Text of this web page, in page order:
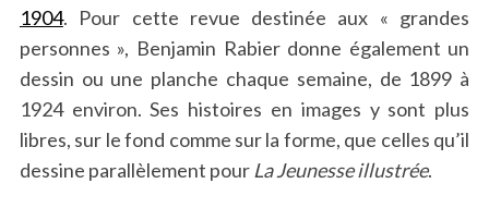
1904. Pour cette revue destinée aux « grandes
personnes », Benjamin Rabier donne également un
dessin ou une planche chaque semaine, de 1899 à
1924 environ. Ses histoires en images y sont plus
libres, sur le fond comme sur la forme, que celles qu’il
dessine parallèlement pour La Jeunesse illustrée.